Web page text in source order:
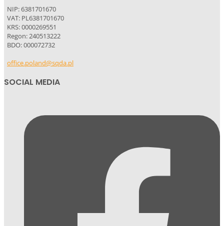
NIP: 6381701670
VAT: PL6381701670
KRS: 0000269551
Regon: 240513222
BDO: 000072732
office.poland@sqda.pl
SOCIAL MEDIA